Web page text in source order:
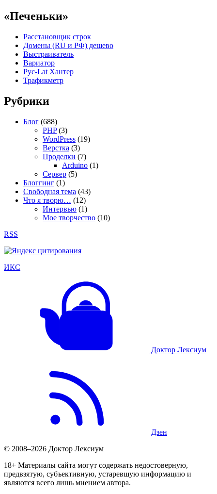
«Печеньки»
Расстановщик строк
Домены (RU и РФ) дешево
Выстраиватель
Вариатор
Рус-Lat Хантер
Трафикметр
Рубрики
Блог (688)
PHP(3)
WordPress (19)
Верстка (3)
Проделки (7)
Arduino (1)
Сервер (5)
Блоггинг (1)
Свободная тема (43)
Что я творю… (12)
Интервью (1)
Мое творчество (10)
RSS
ИКС
Доктор Лексиум
Дзен
© 2008–2026 Доктор Лексиум
18+ Материалы сайта могут содержать недостоверную,
предвзятую, субъективную, устаревшую информацию и
являются всего лишь мнением автора.